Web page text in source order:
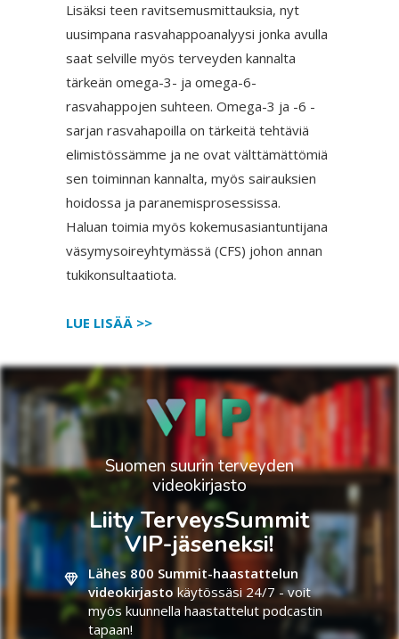
Lisäksi teen ravitsemusmittauksia, nyt
uusimpana rasvahappoanalyysi jonka avulla
saat selville myös terveyden kannalta
tärkeän omega-3- ja omega-6-
rasvahappojen suhteen. Omega-3 ja -6 -
sarjan rasvahapoilla on tärkeitä tehtäviä
elimistössämme ja ne ovat välttämättömiä
sen toiminnan kannalta, myös sairauksien
hoidossa ja paranemisprosessissa.
Haluan toimia myös kokemusasiantuntijana
väsymysoireyhtymässä (CFS) johon annan
tukikonsultaatiota.
LUE LISÄÄ >>
Suomen suurin terveyden
videokirjasto
Liity TerveysSummit
VIP-jäseneksi!
Lähes 800 Summit-haastattelun
videokirjasto käytössäsi 24/7 - voit
myös kuunnella haastattelut podcastin
tapaan!